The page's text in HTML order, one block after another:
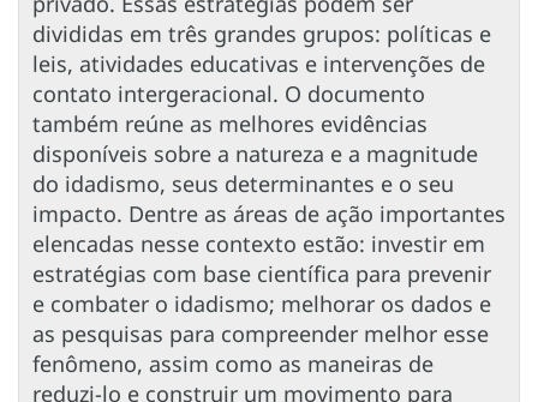
divididas em três grandes grupos: políticas e
leis, atividades educativas e intervenções de
contato intergeracional. O documento
também reúne as melhores evidências
disponíveis sobre a natureza e a magnitude
do idadismo, seus determinantes e o seu
impacto. Dentre as áreas de ação importantes
elencadas nesse contexto estão: investir em
estratégias com base científica para prevenir
e combater o idadismo; melhorar os dados e
as pesquisas para compreender melhor esse
fenômeno, assim como as maneiras de
reduzi-lo e construir um movimento para